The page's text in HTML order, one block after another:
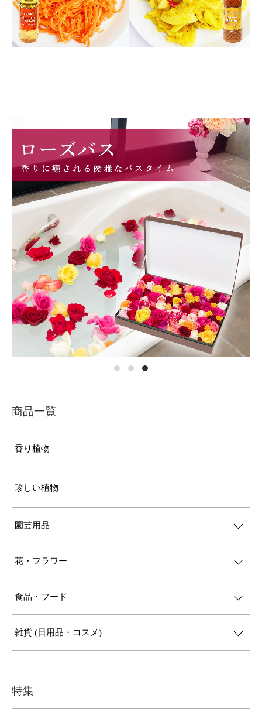
商品一覧
香り植物
珍しい植物
園芸用品
花・フラワー
食品・フード
雑貨 (日用品・コスメ)
特集